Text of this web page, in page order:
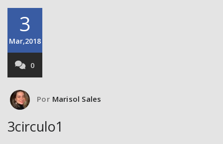
3
Mar,2018
0
Por Marisol Sales
3circulo1